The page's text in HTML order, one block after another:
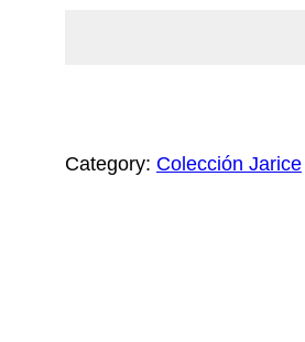
Category: Colección Jarice